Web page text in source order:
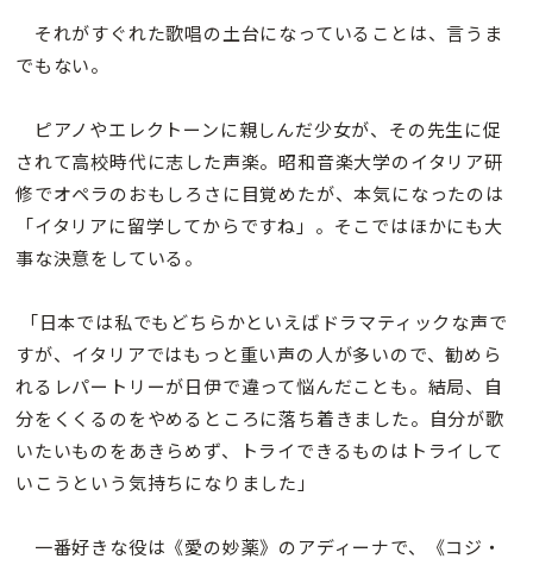
それがすぐれた歌唱の土台になっていることは、言うま
でもない。
ピアノやエレクトーンに親しんだ少女が、その先生に促
されて高校時代に志した声楽。昭和音楽大学のイタリア研
修でオペラのおもしろさに目覚めたが、本気になったのは
「イタリアに留学してからですね」。そこではほかにも大
事な決意をしている。
「日本では私でもどちらかといえばドラマティックな声で
すが、イタリアではもっと重い声の人が多いので、勧めら
れるレパートリーが日伊で違って悩んだことも。結局、自
分をくくるのをやめるところに落ち着きました。自分が歌
いたいものをあきらめず、トライできるものはトライして
いこうという気持ちになりました」
一番好きな役は《愛の妙薬》のアディーナで、《コジ・